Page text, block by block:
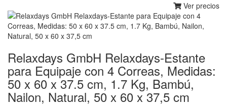
Ver precios
Relaxdays GmbH Relaxdays-Estante
para Equipaje con 4 Correas, Medidas:
50 x 60 x 37.5 cm, 1.7 Kg, Bambú,
Nailon, Natural, 50 x 60 x 37,5 cm